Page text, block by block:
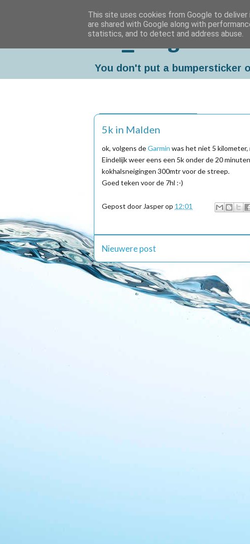
Da_Blog
You don't put a bumpersticker
5k in Malden
ok, volgens deGarmin was het niet 5 kilometer,
Eindelijk weer eens een 5k onder de 20
kokhalsneigingen 300mtr voor de streep.
Goed teken voor de 7hl :-)
Gepost door Jasperop 12:01
Nieuwere post
This site uses cookies from Google to
are shared with Google along with
statistics, and to detect and address abuse.